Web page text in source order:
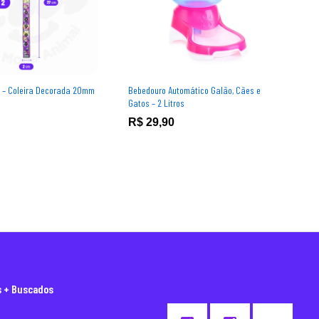
Coleira Decorada 20mm
Bebedouro Automático Galão, Cães e
Gatos – 2 Litros
R$ 29,90
R$ 29,90
+ Buscados